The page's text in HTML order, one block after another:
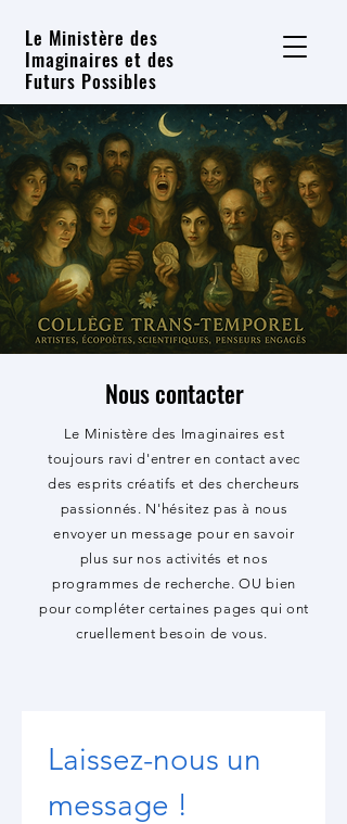
Le Ministère des
Imaginaires et des
Futurs Possibles
Nous contacter
Le Ministère des Imaginaires est
toujours ravi d'entrer en contact avec
des esprits créatifs et des chercheurs
passionnés. N'hésitez pas à nous
envoyer un message pour en savoir
plus sur nos activités et nos
programmes de recherche. OU bien
pour compléter certaines pages qui ont
cruellement besoin de vous.
Laissez-nous un
message !